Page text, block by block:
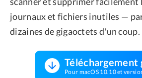
journaux et fichiers inutiles —
dizaines de gigaoctets d'un coup.
Téléchargement
Pour macOS 10.10 et